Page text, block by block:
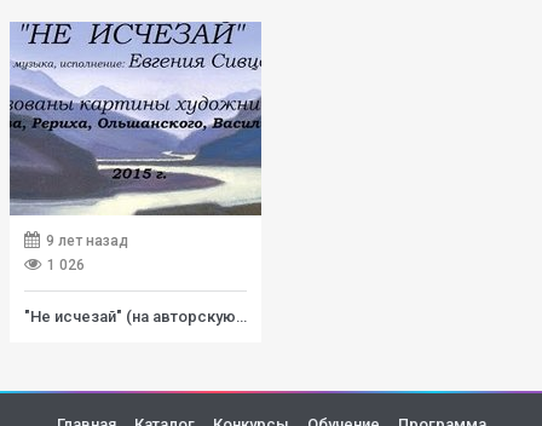
9 лет назад
1 026
"Не исчезай" (на авторскую песню)